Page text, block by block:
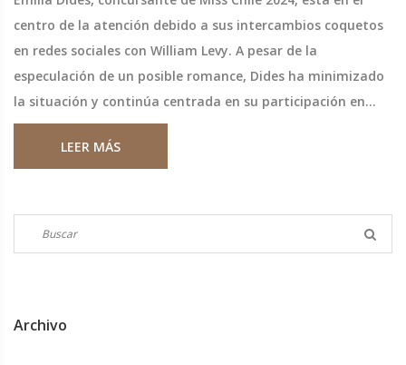
centro de la atención debido a sus intercambios coquetos
en redes sociales con William Levy. A pesar de la
especulación de un posible romance, Dides ha minimizado
la situación y continúa centrada en su participación en
Miss Universo. La interacción ha captado gran atención en
redes, generando curiosidad sobre su relación.
LEER MÁS
Archivo